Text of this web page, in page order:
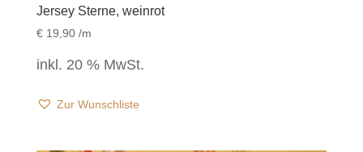
Jersey Sterne, weinrot
€19,90/m
inkl. 20 % MwSt.
Zur Wunschliste